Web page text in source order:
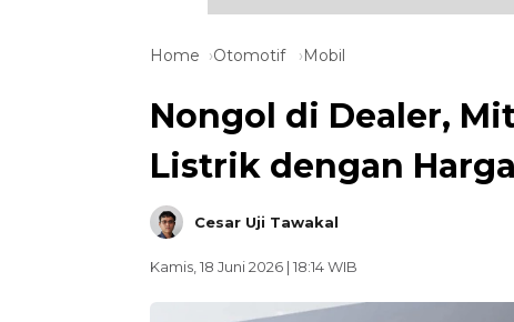
Home Otomotif Mobil
Nongol di Dealer,
Listrik dengan
Cesar Uji Tawakal
Kamis, 18 Juni 2026 | 18:14 WIB